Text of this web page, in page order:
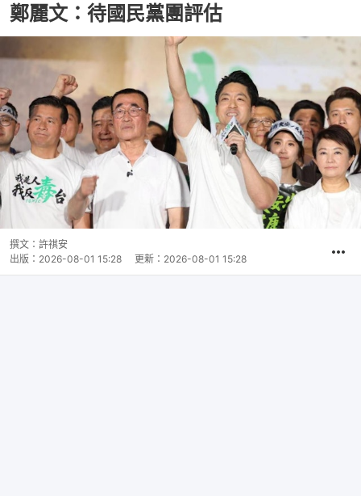
鄭麗文：待國民黨團評估
撰文： 許祺安
出版： 2026-08-01 15:28 更新： 2026-08-01 15:28